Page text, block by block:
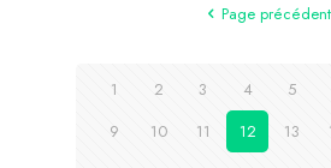
Page
1 2 3 4 5
9
10 11 12 13